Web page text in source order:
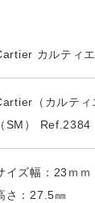
カルティエ
（カルティ
（SM） Ref.2384
イズ幅：23ｍｍ
さ：27.5㎜